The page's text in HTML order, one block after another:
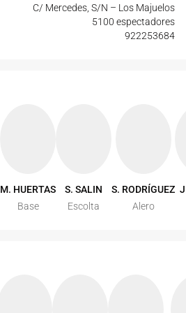
C/ Mercedes, S/N – Los Majuelos
5100 espectadores
922253684
M. HUERTAS
Base
S. SALIN
Escolta
S. RODRÍGUEZ
Alero